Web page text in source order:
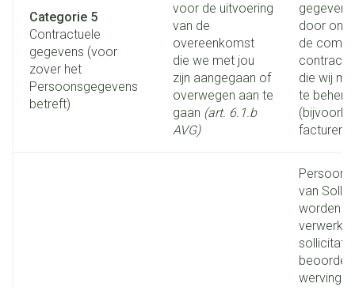
Categorie 5
Contractuele
gegevens (voor
zover het
Persoonsgegevens
betreft)
voor de uitvoering
van de
overeenkomst
die we met jou
zijn aangegaan of
overwegen aan te
gaan (art. 6.1.b
AVG)
door ons
de
die wij
te
van
worden
verwerkt